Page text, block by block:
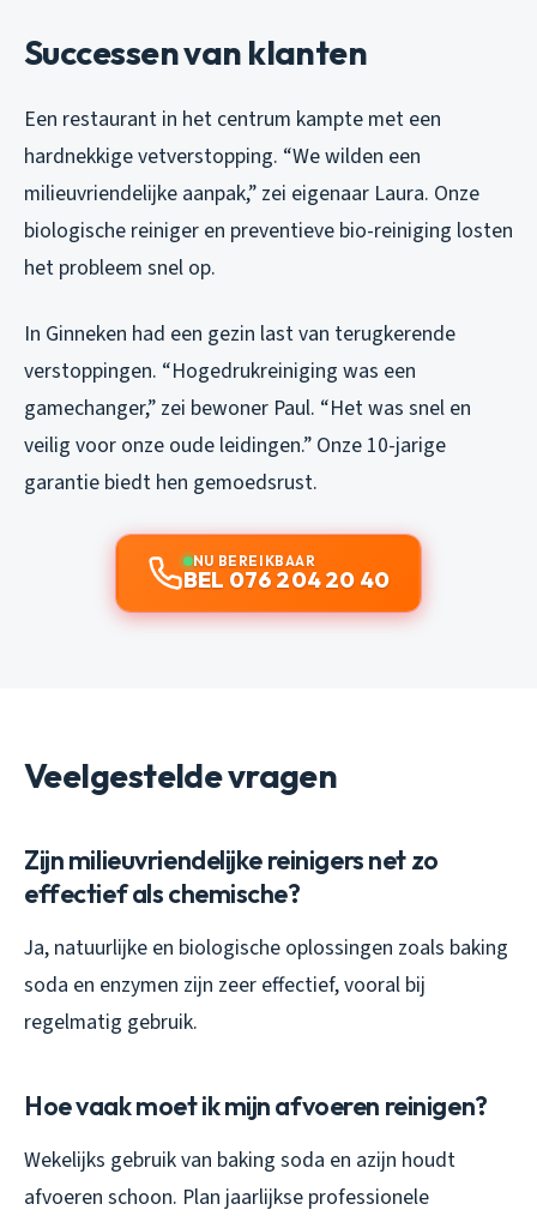
Successen van klanten
Een restaurant in het centrum kampte met een
hardnekkige vetverstopping. “We wilden een
milieuvriendelijke aanpak,” zei eigenaar Laura. Onze
biologische reiniger en preventieve bio-reiniging losten
het probleem snel op.
In Ginneken had een gezin last van terugkerende
verstoppingen. “Hogedrukreiniging was een
gamechanger,” zei bewoner Paul. “Het was snel en
veilig voor onze oude leidingen.” Onze 10-jarige
garantie biedt hen gemoedsrust.
NU BEREIKBAAR
BEL 076 204 20 40
Veelgestelde vragen
Zijn milieuvriendelijke reinigers net zo
effectief als chemische?
Ja, natuurlijke en biologische oplossingen zoals baking
soda en enzymen zijn zeer effectief, vooral bij
regelmatig gebruik.
Hoe vaak moet ik mijn afvoeren reinigen?
Wekelijks gebruik van baking soda en azijn houdt
afvoeren schoon. Plan jaarlijkse professionele